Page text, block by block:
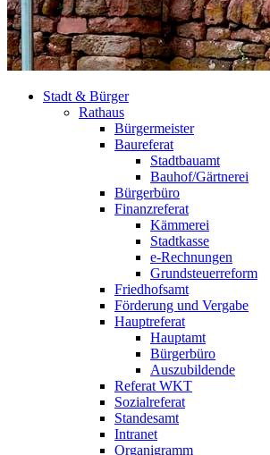
Stadt & Bürger
Rathaus
Bürgermeister
Baureferat
Stadtbauamt
Bauhof/Gärtnerei
Bürgerbüro
Finanzreferat
Kämmerei
Stadtkasse
e-Rechnungen
Grundsteuerreform
Friedhofsamt
Förderung und Vergabe
Hauptreferat
Hauptamt
Bürgerbüro
Auszubildende
Referat WKT
Sozialreferat
Standesamt
Intranet
Organigramm